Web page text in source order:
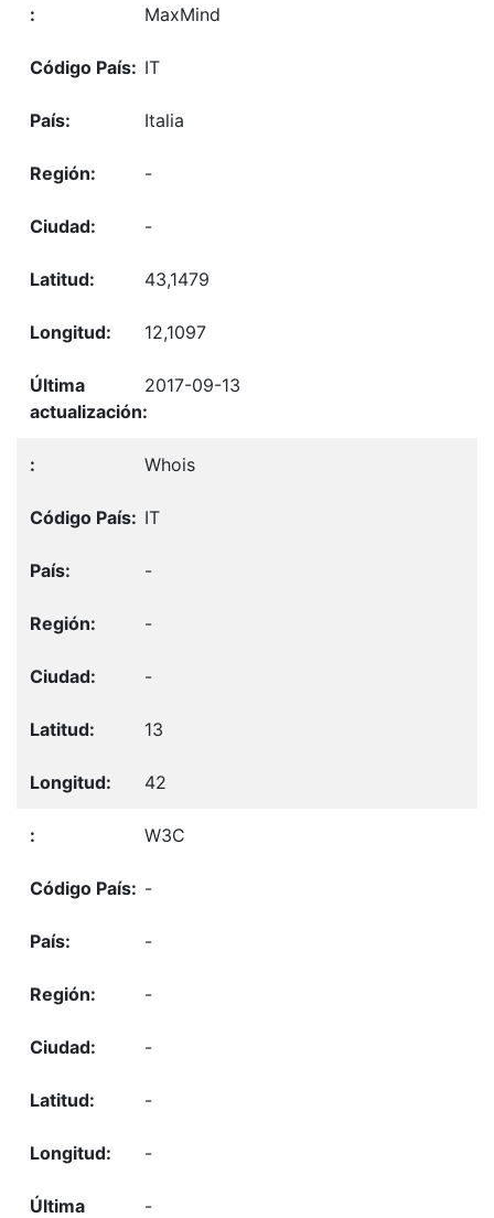
MaxMind
IT
Italia
-
-
43,1479
12,1097
2017-09-13
Whois
IT
-
-
-
13
42
W3C
-
-
-
-
-
-
-